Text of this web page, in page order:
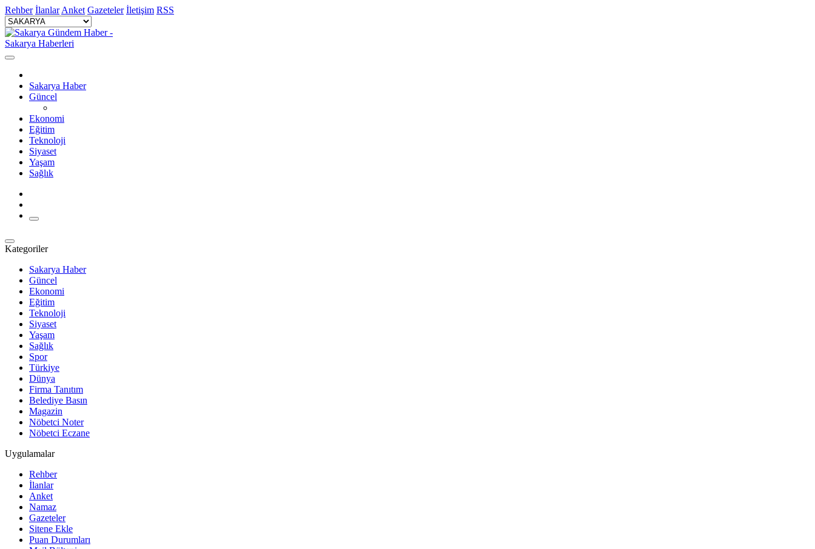
Rehber İlanlar Anket Gazeteler İletişim RSS
Sakarya Haber
Güncel
Ekonomi
Eğitim
Teknoloji
Siyaset
Yaşam
Sağlık
Kategoriler
Sakarya Haber
Güncel
Ekonomi
Eğitim
Teknoloji
Siyaset
Yaşam
Sağlık
Spor
Türkiye
Dünya
Firma Tanıtım
Belediye Basın
Magazin
Nöbetci Noter
Nöbetci Eczane
Uygulamalar
Rehber
İlanlar
Anket
Namaz
Gazeteler
Sitene Ekle
Puan Durumları